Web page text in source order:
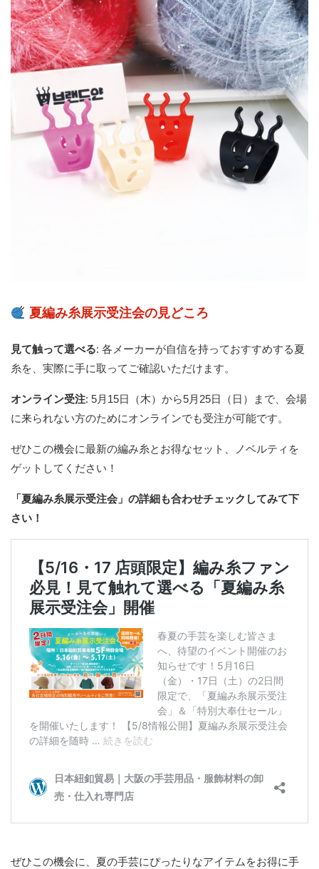
夏編み糸展示受注会の見どころ
見て触って選べる: 各メーカーが自信を持っておすすめする夏
糸を、実際に手に取ってご確認いただけます。
オンライン受注: 5月15日（木）から5月25日（日）まで、会場
に来られない方のためにオンラインでも受注が可能です。
ぜひこの機会に最新の編み糸とお得なセット、ノベルティを
ゲットしてください！
「夏編み糸展示受注会」の詳細も合わせチェックしてみて下
さい！
ぜひこの機会に、夏の手芸にぴったりなアイテムをお得に手